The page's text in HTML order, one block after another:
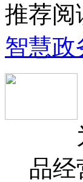
推荐阅
智慧政
为
品经